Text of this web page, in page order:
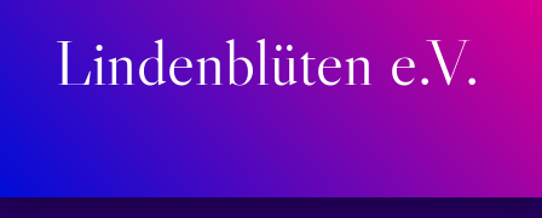
Lindenblüten e.V.